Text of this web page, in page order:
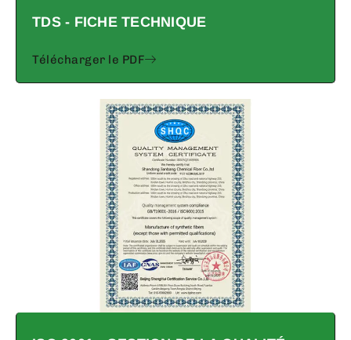
TDS - FICHE TECHNIQUE
Télécharger le PDF